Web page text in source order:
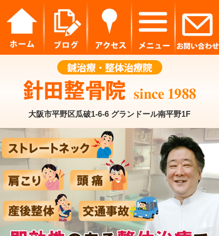
大阪市平野区瓜破1-6-6 グランドール南平野1F